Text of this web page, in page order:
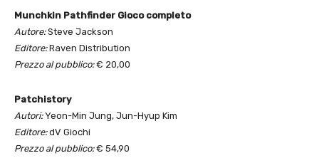
Munchkin Pathfinder Gioco completo
Autore:Steve Jackson
Editore:Raven Distribution
Prezzo al pubblico:€ 20,00
Patchistory
Autori:Yeon-Min Jung, Jun-Hyup Kim
Editore:dV Giochi
Prezzo al pubblico:€ 54,90